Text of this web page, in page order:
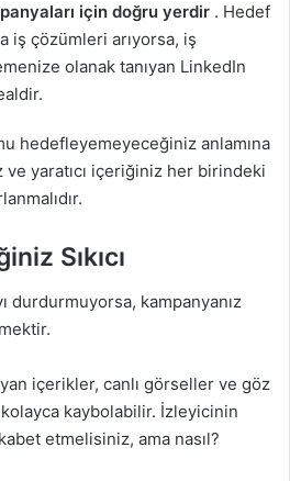
için doğru yerdir . Hedef
iş çözümleri arıyorsa, iş
olanak tanıyan LinkedIn
hedefleyemeyeceğiniz anlamına
yaratıcı içeriğiniz her birindeki
Sıkıcı
durdurmuyorsa, kampanyanız
içerikler, canlı görseller ve göz
kaybolabilir. İzleyicinin
etmelisiniz, ama nasıl?